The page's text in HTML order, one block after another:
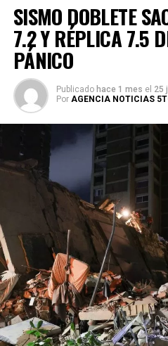
SISMO DOBLETE
7.2 Y RÉPLICA 7.5
PÁNICO
Publicado hace 1 mes el 25
Por AGENCIA NOTICIAS